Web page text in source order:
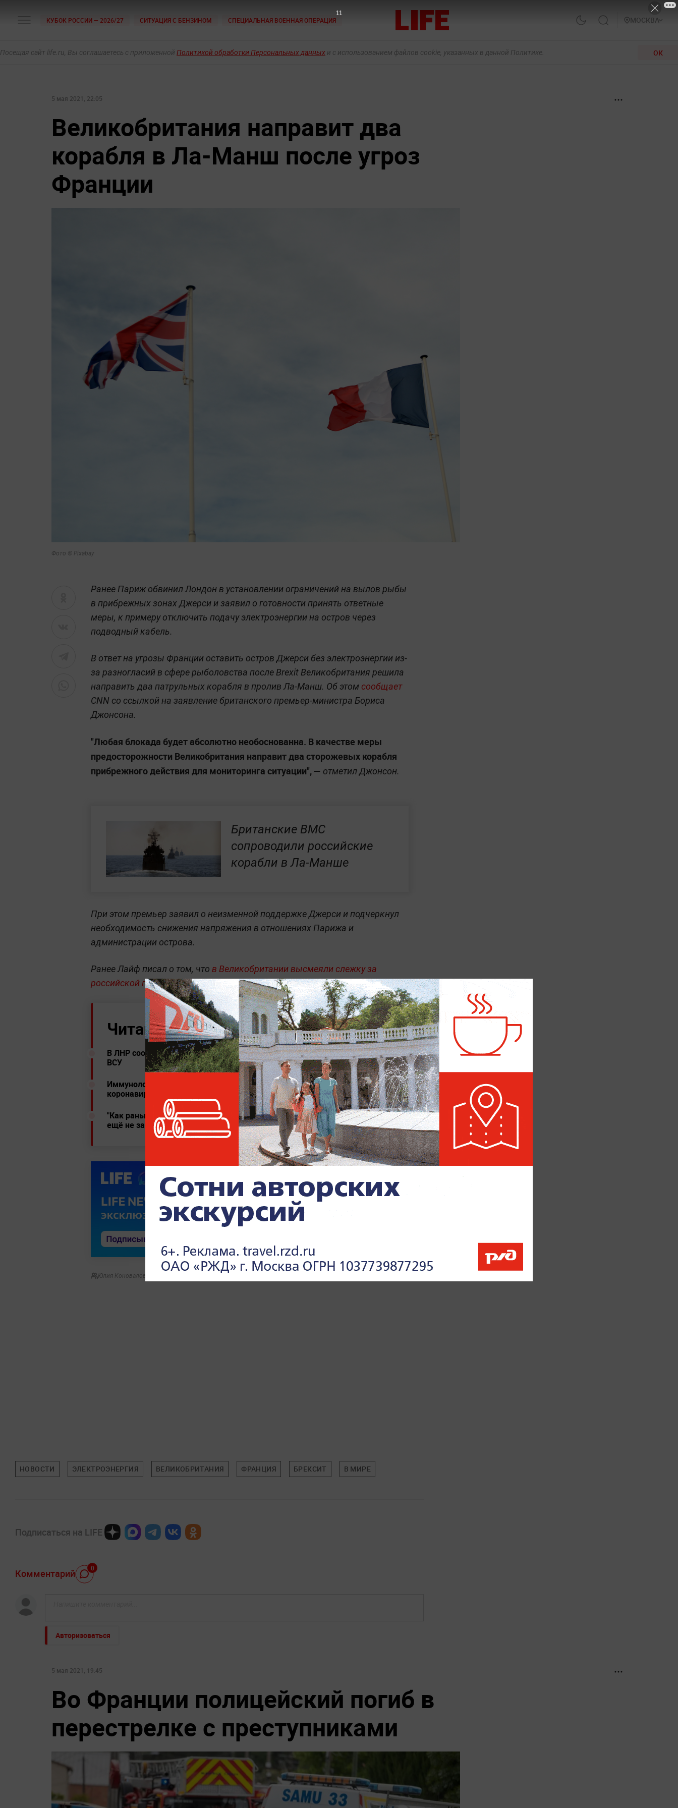
КУБОК РОССИИ — 2026/27 СИТУАЦИЯ С БЕНЗИНОМ СПЕЦИАЛЬНАЯ ВОЕННАЯ ОПЕРАЦИЯ МОСКВА
Посещая сайт life.ru, Вы соглашаетесь с приложенной Политикой обработки Персональных данных и с использованием файлов cookie, указанных в данной Политике. ОК
5 мая 2021, 22:05
Великобритания направит два
корабля в Ла-Манш после угроз
Франции
Фото © Pixabay
Ранее Париж обвинил Лондон в установлении ограничений на вылов рыбы
в прибрежных зонах Джерси и заявил о готовности принять ответные
меры, к примеру отключить подачу электроэнергии на остров через
подводный кабель.
В ответ на угрозы Франции оставить остров Джерси без электроэнергии из-
за разногласий в сфере рыболовства после Brexit Великобритания решила
направить два патрульных корабля в пролив Ла-Манш. Об этом сообщает
CNN со ссылкой на заявление британского премьер-министра Бориса
Джонсона.
"Любая блокада будет абсолютно необоснованна. В качестве меры
предосторожности Великобритания направит два сторожевых корабля
прибрежного действия для мониторинга ситуации",— отметил Джонсон.
Британские ВМС
сопроводили российские
корабли в Ла-Манше
При этом премьер заявил о неизменной поддержке Джерси и подчеркнул
необходимость снижения напряжения в отношениях Парижа и
администрации острова.
Ранее Лайф писал о том, что в Великобритании высмеяли слежку за
российской подлодкой в Ла-Манше.
Читайте ещё:
В ЛНР сообщили о гибели бойца Народной милиции в результате атаки
ВСУ
Иммунолог раскрыл необходимость трёхкратной вакцинации от
коронавируса
"Как раньше уже не будет": Эксперт объяснил, почему Роскомнадзор
ещё не заблокировал "Твиттер"
Юлия Коновалова
НОВОСТИ ЭЛЕКТРОЭНЕРГИЯ ВЕЛИКОБРИТАНИЯ ФРАНЦИЯ БРЕКСИТ В МИРЕ
Подписаться на LIFE
Комментарий 0
Авторизоваться
5 мая 2021, 19:45
Во Франции полицейский погиб в
перестрелке с преступниками
9